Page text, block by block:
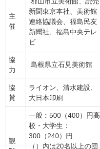
主
催
新聞東京本社、美術館
連絡協議会、福島民友
新聞社、福島中央テレ
ビ
協
力
島根県立石見美術館
協
賛
ライオン、清水建設、
大日本印刷
観
一般：500（400）円高
校・大学生：
300（240）円
（）内は20名以上の団